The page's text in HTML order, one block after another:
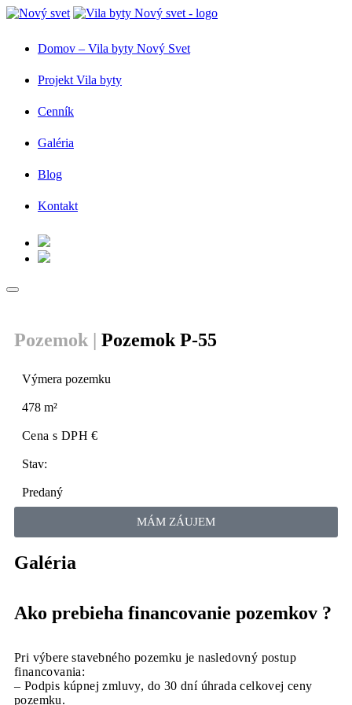
Domov – Vila byty Nový Svet
Projekt Vila byty
Cenník
Galéria
Blog
Kontakt
Pozemok | Pozemok P-55
Výmera pozemku
478 m²
Cena s DPH €
Stav:
Predaný
MÁM ZÁUJEM
Galéria
Ako prebieha financovanie pozemkov ?
Pri výbere stavebného pozemku je nasledovný postup
financovania:
– Podpis kúpnej zmluvy, do 30 dní úhrada celkovej ceny
pozemku.